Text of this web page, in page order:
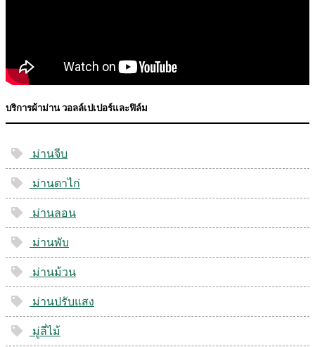
บริการผ้าม่าน วอลล์เปเปอร์และฟิล์ม
ม่านจีบ
ม่านตาไก่
ม่านลอน
ม่านพับ
ม่านม้วน
ม่านปรับแสง
มู่ลี่ไม้